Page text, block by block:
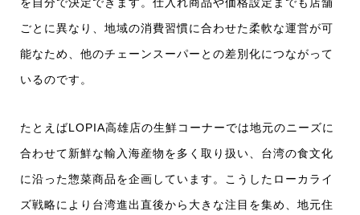
ごとに異なり、地域の消費習慣に合わせた柔軟な運営が可
能なため、他のチェーンスーパーとの差別化につながって
いるのです。
たとえばLOPIA高雄店の生鮮コーナーでは地元のニーズに
合わせて新鮮な輸入海産物を多く取り扱い、台湾の食文化
に沿った惣菜商品を企画しています。こうしたローカライ
ズ戦略により台湾進出直後から大きな注目を集め、地元住